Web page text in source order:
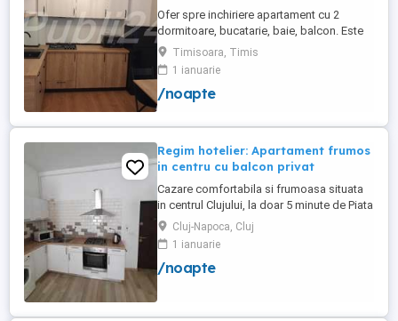
Ofer spre inchiriere apartament cu 2
dormitoare, bucatarie, baie, balcon. Este
complet utilat si mobilat nou, clima,
internet, tv, video interfon masina de
spalat haine, lenjerii, prosoape,
consumabile. In incinta complexului de
de joaca pentru copii. Apartamentul ...
Timisoara, Timis
1 ianuarie
/noapte
Regim hotelier: Apartament frumos
in centru cu balcon privat
Cazare comfortabila si frumoasa situata
in centrul Clujului, la doar 5 minute de Piata
Mihai Viteazu, intr-un bloc nou.
Apartamentul este mobilat si utilat
complet, avand aragaz, hota, cuptor de
microunde, fierbator de apa, masina de
Cluj-Napoca, Cluj
1 ianuarie
/noapte